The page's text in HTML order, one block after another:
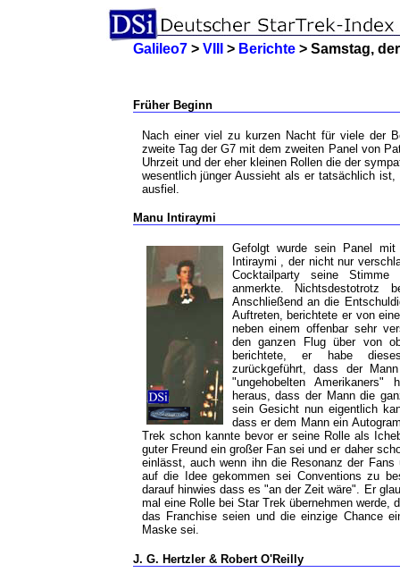
Galileo7> VIII > Berichte> Samstag,
Früher Beginn
Nach einer viel zu kurzen Nacht für viele der
zweite Tag der G7 mit dem zweiten Panel von
Uhrzeit und der eher kleinen Rollen die der
wesentlich jünger Aussieht als er tatsächlich
ausfiel.
Manu Intiraymi
Gefolgt wurde sein Panel
Intiraymi , der nicht nur
Cocktailparty seine
anmerkte.
Anschließend an die
Auftreten, berichtete er von
neben einem offenbar sehr
den ganzen Flug über von
berichtete, er habe
zurückgeführt, dass der
"ungehobelten
heraus, dass der Mann die
sein Gesicht nun eigentlich
dass er dem Mann ein
Trek schon kannte bevor er seine Rolle als
guter Freund ein großer Fan sei und er daher
einlässt, auch wenn ihn die Resonanz der
auf die Idee gekommen sei Conventions zu
darauf hinwies dass es "an der Zeit wäre". Er
mal eine Rolle bei Star Trek übernehmen werde,
das Franchise seien und die einzige Chance
Maske sei.
J. G. Hertzler & Robert O'Reilly